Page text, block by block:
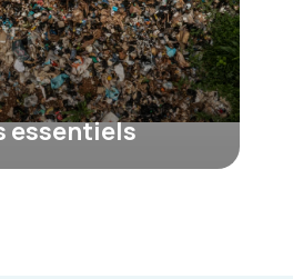
essentiels